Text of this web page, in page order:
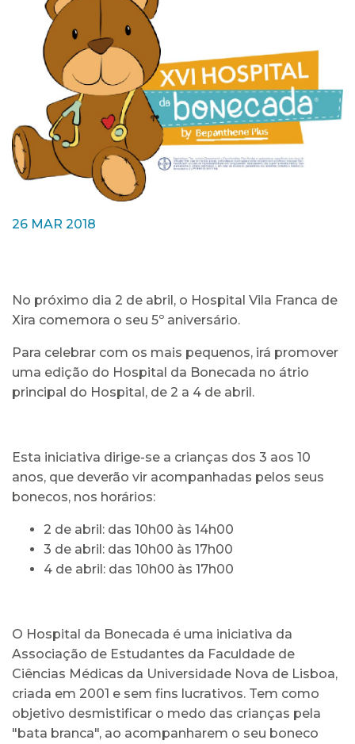
26 MAR 2018
No próximo dia 2 de abril, o Hospital Vila Franca de
Xira comemora o seu 5º aniversário.
Para celebrar com os mais pequenos, irá promover
uma edição do Hospital da Bonecada no átrio
principal do Hospital, de 2 a 4 de abril.
Esta iniciativa dirige-se a crianças dos 3 aos 10
anos, que deverão vir acompanhadas pelos seus
bonecos, nos horários:
2 de abril: das 10h00 às 14h00
3 de abril: das 10h00 às 17h00
4 de abril: das 10h00 às 17h00
O Hospital da Bonecada é uma iniciativa da
Associação de Estudantes da Faculdade de
Ciências Médicas da Universidade Nova de Lisboa,
criada em 2001 e sem fins lucrativos. Tem como
objetivo desmistificar o medo das crianças pela
"bata branca", ao acompanharem o seu boneco